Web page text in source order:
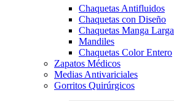
Chaquetas Antifluidos
Chaquetas con Diseño
Chaquetas Manga Larga
Mandiles
Chaquetas Color Entero
Zapatos Médicos
Medias Antivariciales
Gorritos Quirúrgicos